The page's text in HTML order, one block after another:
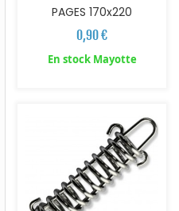
PAGES 170x220
0,90 €
En stock Mayotte